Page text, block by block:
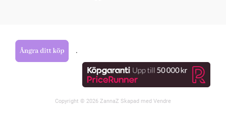
.
Copyright © 2026 ZannaZ Skapad med Vendre